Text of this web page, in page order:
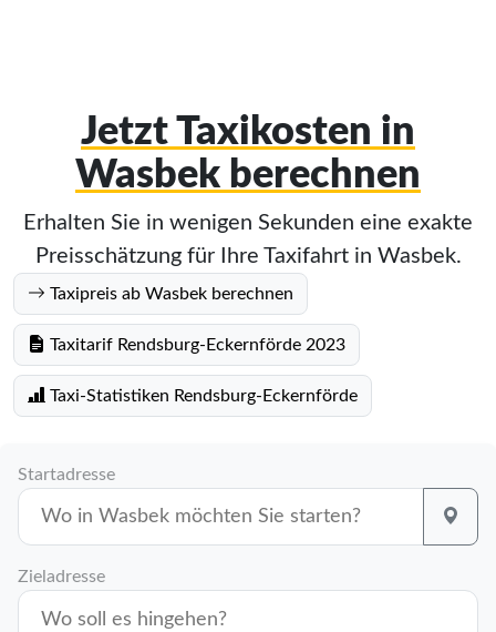
Jetzt Taxikosten in
Wasbek berechnen
Erhalten Sie in wenigen Sekunden eine exakte
Preisschätzung für Ihre Taxifahrt in Wasbek.
Taxipreis ab Wasbek berechnen
Taxitarif Rendsburg-Eckernförde 2023
Taxi-Statistiken Rendsburg-Eckernförde
Startadresse
Zieladresse